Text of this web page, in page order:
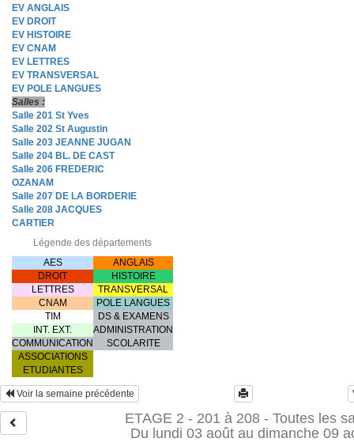
EV ANGLAIS
EV DROIT
EV HISTOIRE
EV CNAM
EV LETTRES
EV TRANSVERSAL
EV POLE LANGUES
Salles :
Salle 201 St Yves
Salle 202 St Augustin
Salle 203 JEANNE JUGAN
Salle 204 BL. DE CAST
Salle 206 FREDERIC
OZANAM
Salle 207 DE LA BORDERIE
Salle 208 JACQUES
CARTIER
Légende des départements
AES
ANGLAIS
DROIT
HISTOIRE
LETTRES
TRANSVERSAL
CNAM
POLE LANGUES
TIM
DS & EXAMENS
INT. EXT.
ADMINISTRATION
COMMUNICATION
SCOLARITE
ASSOCIATIONS
ETUDIANTES
Voir la semaine précédente
ETAGE 2 - 201 à 208 - Toutes les
Du lundi 03 août au dimanche 09